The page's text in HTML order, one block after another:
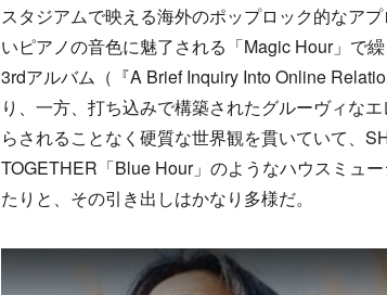
スタジアムで映える海外のポップロック的なア
いピアノの音色に魅了される「Magic Hour」で
3rdアルバム（『A Brief Inquiry Into Online
り、一方、打ち込みで構築されたグルーヴィな
らされることなく硬質な世界観を貫いていて、
TOGETHER「Blue Hour」のようなハウスミュ
たりと、その引き出しはかなり多様だ。